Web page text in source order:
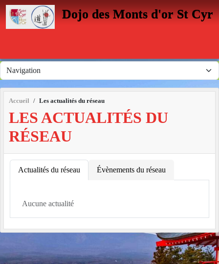
Dojo des Monts d'or St Cyr
Accueil Les actualités du réseau
LES ACTUALITÉS DU
RÉSEAU
Actualités du réseau Évènements du réseau
Aucune actualité
Panneau de gestion des cookies